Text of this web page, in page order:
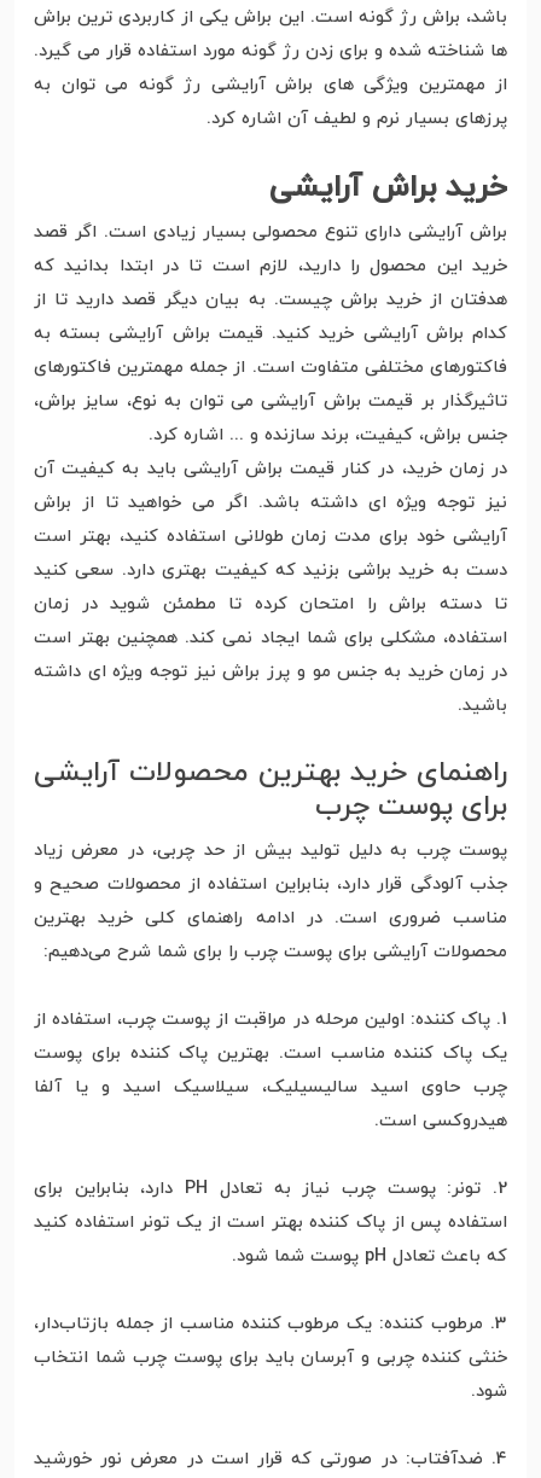
باشد، براش رژ گونه است. این براش یکی از کاربردی ترین براش
ها شناخته شده و برای زدن رژ گونه مورد استفاده قرار می گیرد.
از مهمترین ویژگی های براش آرایشی رژ گونه می توان به
پرزهای بسیار نرم و لطیف آن اشاره کرد.
خرید براش آرایشی
براش آرایشی دارای تنوع محصولی بسیار زیادی است. اگر قصد
خرید این محصول را دارید، لازم است تا در ابتدا بدانید که
هدفتان از خرید براش چیست. به بیان دیگر قصد دارید تا از
کدام براش آرایشی خرید کنید. قیمت براش آرایشی بسته به
فاکتورهای مختلفی متفاوت است. از جمله مهمترین فاکتورهای
تاثیرگذار بر قیمت براش آرایشی می توان به نوع، سایز براش،
جنس براش، کیفیت، برند سازنده و ... اشاره کرد.
در زمان خرید، در کنار قیمت براش آرایشی باید به کیفیت آن
نیز توجه ویژه ای داشته باشد. اگر می خواهید تا از براش
آرایشی خود برای مدت زمان طولانی استفاده کنید، بهتر است
دست به خرید براشی بزنید که کیفیت بهتری دارد. سعی کنید
تا دسته براش را امتحان کرده تا مطمئن شوید در زمان
استفاده، مشکلی برای شما ایجاد نمی کند. همچنین بهتر است
در زمان خرید به جنس مو و پرز براش نیز توجه ویژه ای داشته
باشید.
راهنمای خرید بهترین محصولات آرایشی
برای پوست چرب
پوست چرب به دلیل تولید بیش از حد چربی، در معرض زیاد
جذب آلودگی قرار دارد، بنابراین استفاده از محصولات صحیح و
مناسب ضروری است. در ادامه راهنمای کلی خرید بهترین
محصولات آرایشی برای پوست چرب را برای شما شرح می‌دهیم:
1. پاک کننده: اولین مرحله در مراقبت از پوست چرب، استفاده از
یک پاک کننده مناسب است. بهترین پاک کننده برای پوست
چرب حاوی اسید سالیسیلیک، سیلاسیک اسید و یا آلفا
هیدروکسی است.
2. تونر: پوست چرب نیاز به تعادل PH دارد، بنابراین برای
استفاده پس از پاک کننده بهتر است از یک تونر استفاده کنید
که باعث تعادل pH پوست شما شود.
3. مرطوب کننده: یک مرطوب کننده مناسب از جمله بازتاب‌دار،
خنثی کننده چربی و آبرسان باید برای پوست چرب شما انتخاب
شود.
4. ضدآفتاب: در صورتی که قرار است در معرض نور خورشید